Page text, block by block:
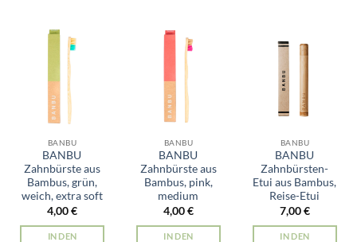
BANBU
BANBU
Zahnbürste aus
Bambus, grün,
weich, extra soft
4,00€
IN DEN
BANBU
BANBU
Zahnbürste aus
Bambus, pink,
medium
4,00€
IN DEN
BANBU
BANBU
Zahnbürsten-
Etui aus Bambus,
Reise-Etui
7,00€
IN DEN